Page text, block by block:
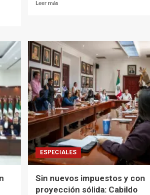
Leer más
Sinaloa
recibe
iniciativa
de
Ley
de
Ingresos
y
Presupuesto
Egresos
2026
por
mil
mdp
ESPECIALES
Sin nuevos impuestos y con
proyección sólida: Cabildo